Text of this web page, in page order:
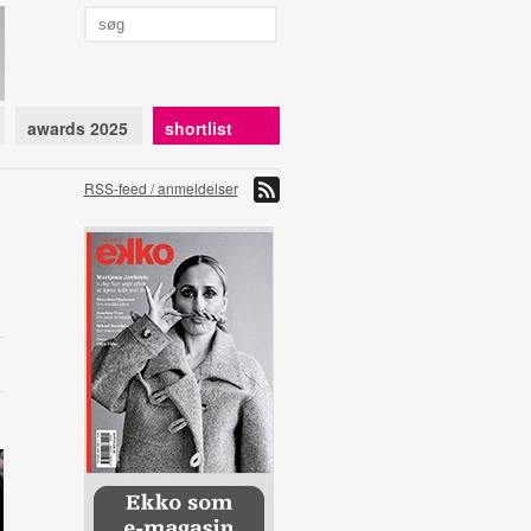
awards 2025 shortlist
RSS-feed / anmeldelser